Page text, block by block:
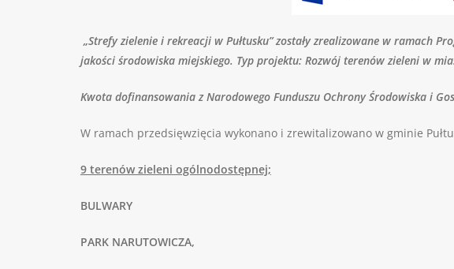
„Strefy zielenie i rekreacji w Pułtusku” zostały zrealizowane w ramach
jakości środowiska miejskiego. Typ projektu: Rozwój terenów zieleni w
Kwota dofinansowania z Narodowego Funduszu Ochrony Środowiska i
W ramach przedsięwzięcia wykonano i zrewitalizowano w gminie
9 terenów zieleni ogólnodostępnej;
BULWARY
PARK NARUTOWICZA,